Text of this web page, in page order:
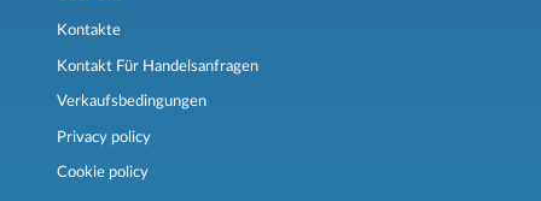
Kontakte
Kontakt Für Handelsanfragen
Verkaufsbedingungen
Privacy policy
Cookie policy